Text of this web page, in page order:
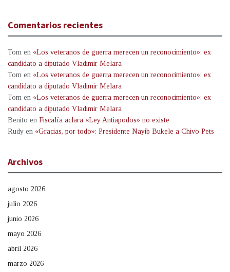
Comentarios recientes
Tom en «Los veteranos de guerra merecen un reconocimiento»: ex
candidato a diputado Vladimir Melara
Tom en «Los veteranos de guerra merecen un reconocimiento»: ex
candidato a diputado Vladimir Melara
Tom en «Los veteranos de guerra merecen un reconocimiento»: ex
candidato a diputado Vladimir Melara
Benito en Fiscalía aclara «Ley Antiapodos» no existe
Rudy en «Gracias, por todo»: Presidente Nayib Bukele a Chivo Pets
Archivos
agosto 2026
julio 2026
junio 2026
mayo 2026
abril 2026
marzo 2026